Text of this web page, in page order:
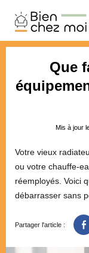
Que
Mis à jour
Votre vieux
ou votre chauffe-
réemployés. Voici
débarrasser sans
Partager l'article :